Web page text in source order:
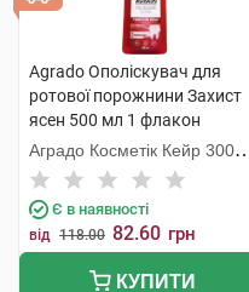
Agrado Ополіскувач для
ротової порожнини Захист
ясен 500 мл 1 флакон
Аградо Косметік Кейр 3000
С.Л.У.
Є в наявності
від 118.00 82.60 грн
КУПИТИ